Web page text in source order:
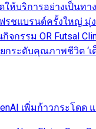
ให้บริการอย่างเป็น
ชแบรนด์ครั้งใหญ่ มุ่
จกรรม OR Futsal
ระดับคุณภาพชีวิต ‘
เพิ่มก้าวกระโด